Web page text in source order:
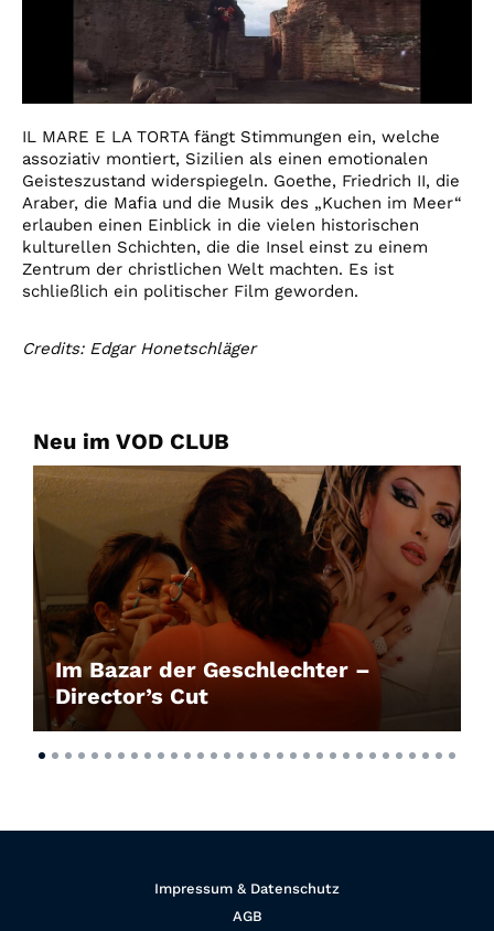
IL MARE E LA TORTA fängt Stimmungen ein, welche
assoziativ montiert, Sizilien als einen emotionalen
Geisteszustand widerspiegeln. Goethe, Friedrich II, die
Araber, die Mafia und die Musik des „Kuchen im Meer“
erlauben einen Einblick in die vielen historischen
kulturellen Schichten, die die Insel einst zu einem
Zentrum der christlichen Welt machten. Es ist
schließlich ein politischer Film geworden.
Credits: Edgar Honetschläger
Neu im VOD CLUB
Im Bazar der Geschlechter –
Director’s Cut
Impressum & Datenschutz
AGB